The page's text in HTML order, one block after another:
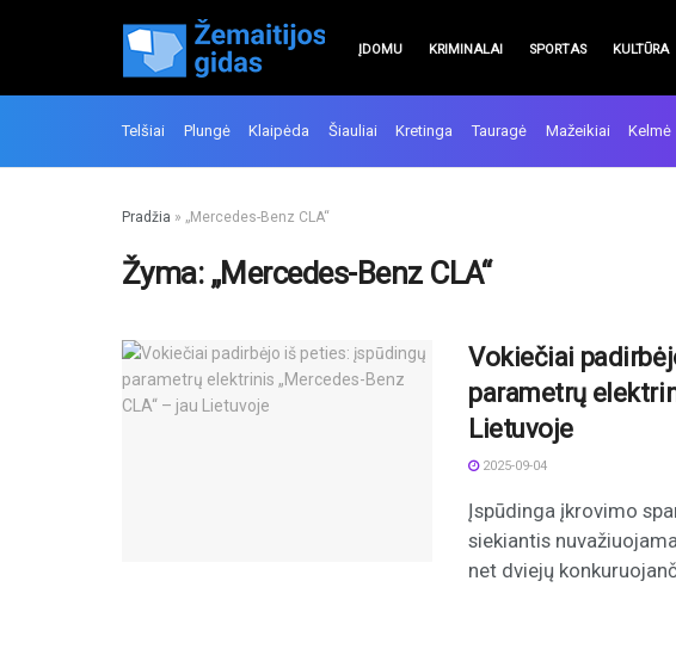
ĮDOMU KRIMINALAI SPORTAS KULTŪRA
Telšiai Plungė Klaipėda Šiauliai Kretinga Tauragė Mažeikiai Kelmė
Pradžia » „Mercedes-Benz CLA“
Žyma: „Mercedes-Benz CLA“
Vokiečiai
parametrų
Lietuvoje
2025-09-04
Įspūdinga įkrovimo
siekiantis
net dviejų